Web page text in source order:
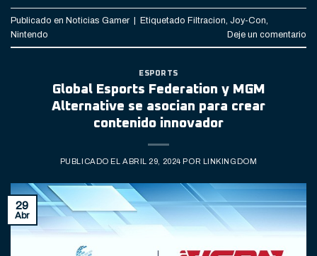
Publicado en Noticias Gamer | Etiquetado Filtracion Joy-Con
Nintendo
Deje un comentario
ESPORTS
Global Esports Federation y MGM
Alternative se asocian para crear
contenido innovador
PUBLICADO EL ABRIL 29, 2024 POR LINKINGDOM
29
Abr